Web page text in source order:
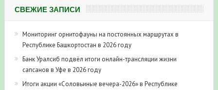
СВЕЖИЕ ЗАПИСИ
Мониторинг орнитофауны на постоянных маршрутах в
Республике Башкортостан в 2026 году
Банк Уралсиб подвёл итоги онлайн-трансляции жизни
сапсанов в Уфе в 2026 году
Итоги акции «Соловьиные вечера-2026» в Республике